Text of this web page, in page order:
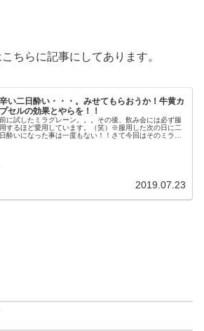
ちらに記事にしてあります。
辛い二日酔い・・・。みせてもらおうか！牛黄カ
プセルの効果とやらを！！
前に試したミラグレーン。。。その後、飲み会には必ず服
用するほど愛用しています。（笑）※服用した次の日に二
日酔いになった事は一度もない！！さて今回はそのミラグ
2019.07.23